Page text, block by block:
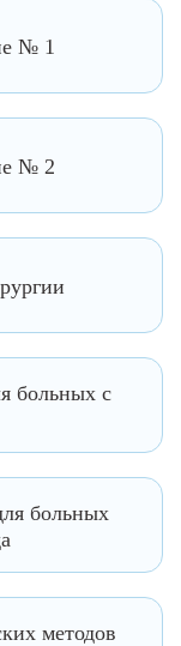
№ 1
№ 2
больных с
больных
методов